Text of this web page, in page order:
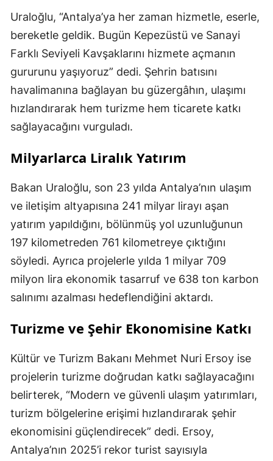
Uraloğlu, “Antalya’ya her zaman hizmetle, eserle,
bereketle geldik. Bugün Kepezüstü ve Sanayi
Farklı Seviyeli Kavşaklarını hizmete açmanın
gururunu yaşıyoruz” dedi. Şehrin batısını
havalimanına bağlayan bu güzergâhın, ulaşımı
hızlandırarak hem turizme hem ticarete katkı
sağlayacağını vurguladı.
Milyarlarca Liralık Yatırım
Bakan Uraloğlu, son 23 yılda Antalya’nın ulaşım
ve iletişim altyapısına 241 milyar lirayı aşan
yatırım yapıldığını, bölünmüş yol uzunluğunun
197 kilometreden 761 kilometreye çıktığını
söyledi. Ayrıca projelerle yılda 1 milyar 709
milyon lira ekonomik tasarruf ve 638 ton karbon
salınımı azalması hedeflendiğini aktardı.
Turizme ve Şehir Ekonomisine Katkı
Kültür ve Turizm Bakanı Mehmet Nuri Ersoy ise
projelerin turizme doğrudan katkı sağlayacağını
belirterek, “Modern ve güvenli ulaşım yatırımları,
turizm bölgelerine erişimi hızlandırarak şehir
ekonomisini güçlendirecek” dedi. Ersoy,
Antalya’nın 2025’i rekor turist sayısıyla